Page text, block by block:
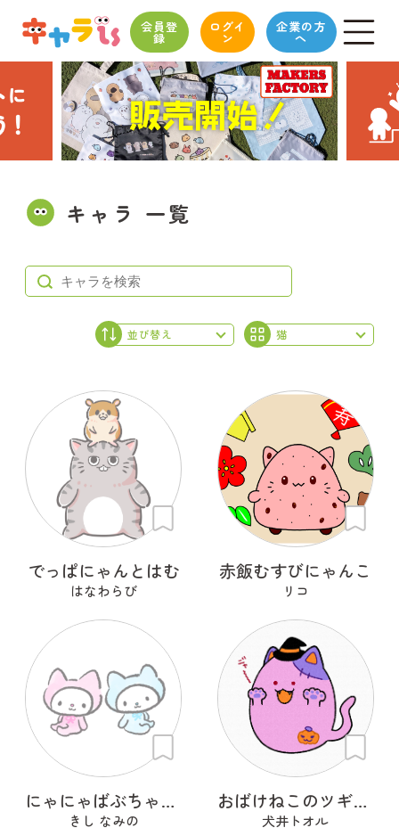
会員登
録
ログイ
ン
企業の方
へ
キャラ 一覧
でっぱにゃんとはむ
はなわらび
赤飯むすびにゃんこ
リコ
にゃにゃばぶちゃんず
きし なみの
おばけねこのツギハギ
犬井トオル